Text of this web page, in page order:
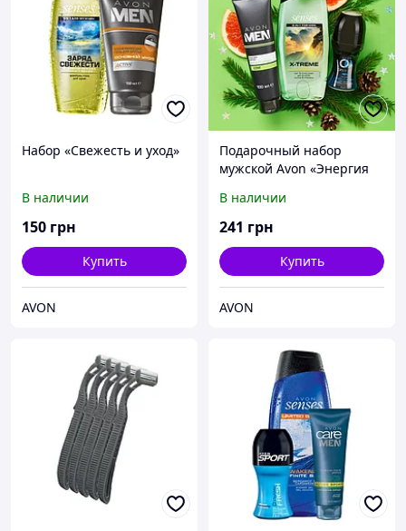
Набор «Свежесть и уход»
В наличии
150 грн
Купить
AVON
Подарочный набор
мужской Avon «Энергия
В наличии
241 грн
Купить
AVON